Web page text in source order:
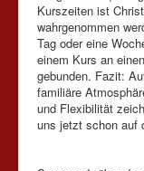
Kurszeiten ist
wahrgenommen
Tag oder eine
einem Kurs an
gebunden. Fazit:
familiäre
und Flexibilität
uns jetzt schon auf